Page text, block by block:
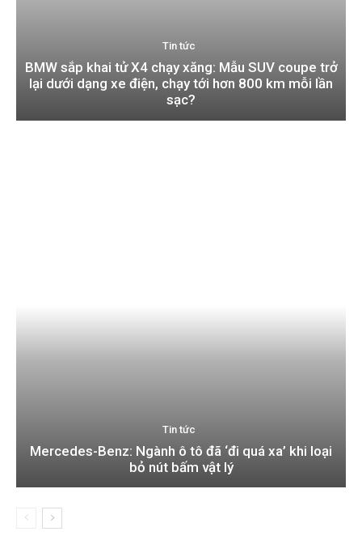
Tin tức
BMW sắp khai tử X4 chạy xăng: Mẫu SUV coupe trở
lại dưới dạng xe điện, chạy tới hơn 800 km mỗi lần
sạc?
Tin tức
Mercedes-Benz: Ngành ô tô đã ‘đi quá xa’ khi loại
bỏ nút bấm vật lý